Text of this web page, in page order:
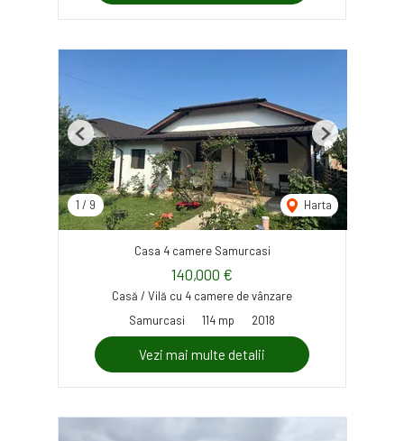
1 / 9 Harta
Previous Next
Casa 4 camere Samurcasi
140,000 €
Casă / Vilă cu 4 camere de vânzare
Samurcasi
114 mp 2018
Vezi mai multe detalii